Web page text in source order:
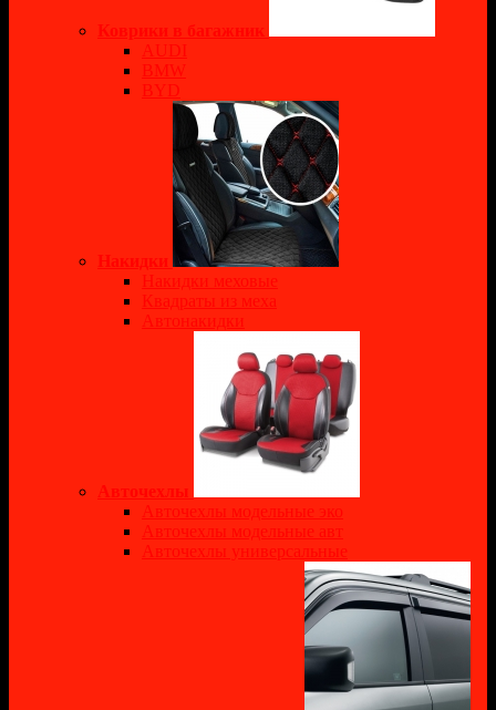
Коврики в багажник
AUDI
BMW
BYD
Накидки
Накидки меховые
Квадраты из меха
Автонакидки
Авточехлы
Авточехлы модельные эко
Авточехлы модельные авт
Авточехлы универсальные